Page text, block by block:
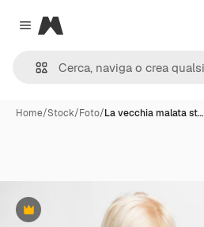
Close menu
Magnific
Home/Stock/Foto/La vecchia malata st…
Premium